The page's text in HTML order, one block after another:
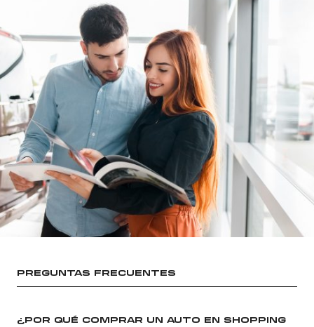
PREGUNTAS FRECUENTES
¿POR QUÉ COMPRAR UN AUTO EN SHOPPING